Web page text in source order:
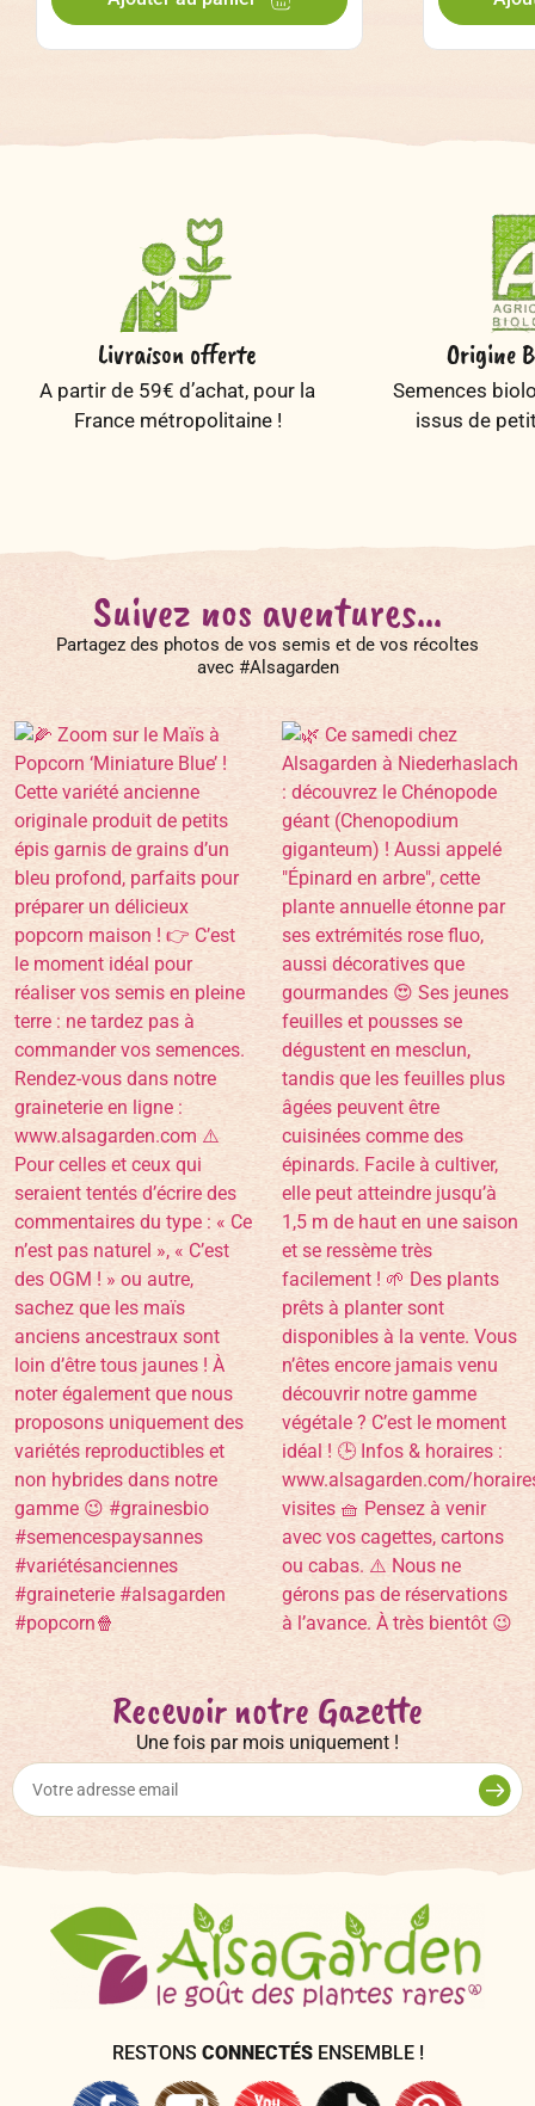
Livraison offerte
A partir de 59€ d’achat, pour la
France métropolitaine !
Origine
Semences
issus de
Suivez nos aventures...
Partagez des photos de vos semis et de vos récoltes
avec #Alsagarden
Recevoir notre Gazette
Une fois par mois uniquement !
RESTONS CONNECTÉS ENSEMBLE !